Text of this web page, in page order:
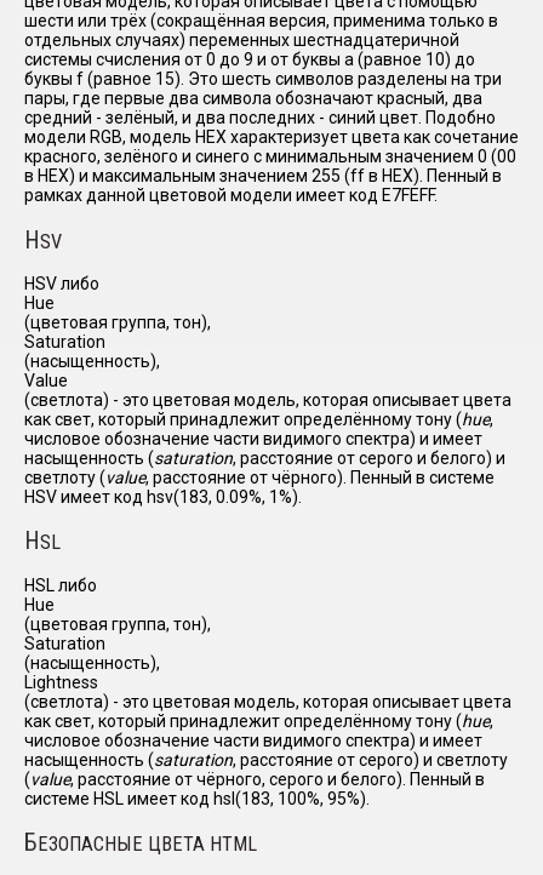
шести или трёх (сокращённая версия, применима только в
отдельных случаях) переменных шестнадцатеричной
системы счисления от 0 до 9 и от буквы a (равное 10) до
буквы f (равное 15). Это шесть символов разделены на три
пары, где первые два символа обозначают красный, два
средний - зелёный, и два последних - синий цвет. Подобно
модели RGB, модель HEX характеризует цвета как сочетание
красного, зелёного и синего с минимальным значением 0 (00
в HEX) и максимальным значением 255 (ff в HEX). Пенный в
рамках данной цветовой модели имеет код E7FEFF.
HSV
HSV либо
Hue
(цветовая группа, тон),
Saturation
(насыщенность),
Value
(светлота) - это цветовая модель, которая описывает цвета
как свет, который принадлежит определённому тону (hue,
числовое обозначение части видимого спектра) и имеет
насыщенность (saturation, расстояние от серого и белого) и
светлоту (value, расстояние от чёрного). Пенный в системе
HSV имеет код hsv(183, 0.09%, 1%).
HSL
HSL либо
Hue
(цветовая группа, тон),
Saturation
(насыщенность),
Lightness
(светлота) - это цветовая модель, которая описывает цвета
как свет, который принадлежит определённому тону (hue,
числовое обозначение части видимого спектра) и имеет
насыщенность (saturation, расстояние от серого) и светлоту
(value, расстояние от чёрного, серого и белого). Пенный в
системе HSL имеет код hsl(183, 100%, 95%).
Б ЕЗОПАСНЫЕ ЦВЕТА HTML